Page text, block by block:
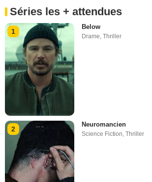
Séries les + attendues
1
Below
Drame,Thriller
2
Neuromancien
Science Fiction ,Thriller